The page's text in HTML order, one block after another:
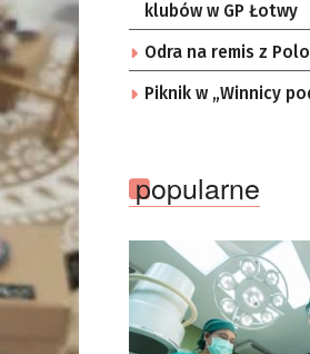
klubów w GP Łotwy
Odra na remis z
Piknik w „Winnicy
popularne